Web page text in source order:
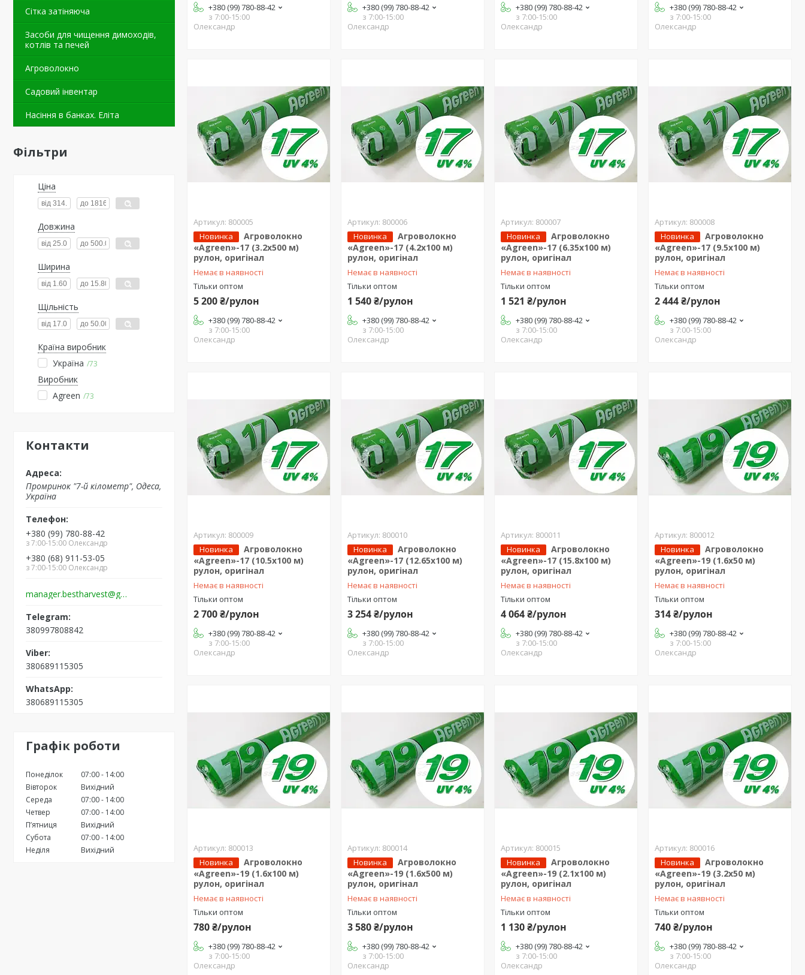
Сітка затіняюча
Засоби для чищення димоходів,
котлів та печей
Агроволокно
Садовий інвентар
Насіння в банках. Еліта
Фільтри
Ціна
Довжина
Ширина
Щільність
Країна виробник
Україна 73
Виробник
Agreen 73
Контакти
Промринок "7-й кілометр", Одеса,
Україна
+380 (99) 780-88-42
з 7:00-15:00 Олександр
+380 (68) 911-53-05
з 7:00-15:00 Олександр
manager.bestharvest@gmail.com
380997808842
380689115305
380689115305
Графік роботи
Понеділок 07:00
14:00
Вівторок
Вихідний
Середа
07:00
14:00
Четвер
07:00
14:00
Пʼятниця
Вихідний
Субота
07:00
14:00
Неділя
Вихідний
+380 (99) 780-88-42
з 7:00-15:00
Олександр
+380 (99) 780-88-42
з 7:00-15:00
Олександр
+380 (99) 780-88-42
з 7:00-15:00
Олександр
+380 (99) 780-88-42
з 7:00-15:00
Олександр
800005
Новинка
Агроволокно
«Agreen»-17 (3.2х500 м)
рулон, оригінал
Немає в наявності
Тільки оптом
5 200 ₴/рулон
+380 (99) 780-88-42
з 7:00-15:00
Олександр
800006
Новинка
Агроволокно
«Agreen»-17 (4.2х100 м)
рулон, оригінал
Немає в наявності
Тільки оптом
1 540 ₴/рулон
+380 (99) 780-88-42
з 7:00-15:00
Олександр
800007
Новинка
Агроволокно
«Agreen»-17 (6.35х100 м)
рулон, оригінал
Немає в наявності
Тільки оптом
1 521 ₴/рулон
+380 (99) 780-88-42
з 7:00-15:00
Олександр
800008
Новинка
Агроволокно
«Agreen»-17 (9.5х100 м)
рулон, оригінал
Немає в наявності
Тільки оптом
2 444 ₴/рулон
+380 (99) 780-88-42
з 7:00-15:00
Олександр
800009
Новинка
Агроволокно
«Agreen»-17 (10.5х100 м)
рулон, оригінал
Немає в наявності
Тільки оптом
2 700 ₴/рулон
+380 (99) 780-88-42
з 7:00-15:00
Олександр
800010
Новинка
Агроволокно
«Agreen»-17 (12.65х100 м)
рулон, оригінал
Немає в наявності
Тільки оптом
3 254 ₴/рулон
+380 (99) 780-88-42
з 7:00-15:00
Олександр
800011
Новинка
Агроволокно
«Agreen»-17 (15.8х100 м)
рулон, оригінал
Немає в наявності
Тільки оптом
4 064 ₴/рулон
+380 (99) 780-88-42
з 7:00-15:00
Олександр
800012
Новинка
Агроволокно
«Agreen»-19 (1.6х50 м)
рулон, оригінал
Немає в наявності
Тільки оптом
314 ₴/рулон
+380 (99) 780-88-42
з 7:00-15:00
Олександр
800013
Новинка
Агроволокно
«Agreen»-19 (1.6х100 м)
рулон, оригінал
Немає в наявності
Тільки оптом
780 ₴/рулон
+380 (99) 780-88-42
з 7:00-15:00
Олександр
800014
Новинка
Агроволокно
«Agreen»-19 (1.6х500 м)
рулон, оригінал
Немає в наявності
Тільки оптом
3 580 ₴/рулон
+380 (99) 780-88-42
з 7:00-15:00
Олександр
800015
Новинка
Агроволокно
«Agreen»-19 (2.1х100 м)
рулон, оригінал
Немає в наявності
Тільки оптом
1 130 ₴/рулон
+380 (99) 780-88-42
з 7:00-15:00
Олександр
800016
Новинка
Агроволокно
«Agreen»-19 (3.2х50 м)
рулон, оригінал
Немає в наявності
Тільки оптом
740 ₴/рулон
+380 (99) 780-88-42
з 7:00-15:00
Олександр